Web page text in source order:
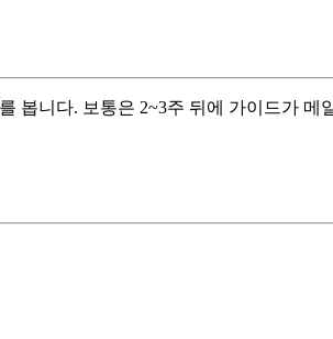
봅니다. 보통은 2~3주 뒤에 가이드가 메